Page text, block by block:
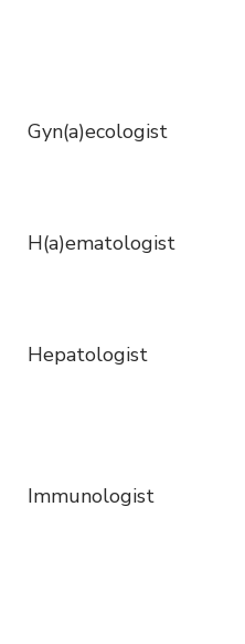
Gyn(a)ecologist
H(a)ematologist
Hepatologist
Immunologist